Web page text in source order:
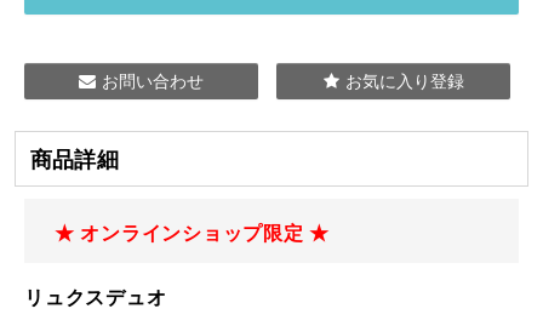
お問い合わせ お気に入り登録
商品詳細
★ オンラインショップ限定 ★
リュクスデュオ